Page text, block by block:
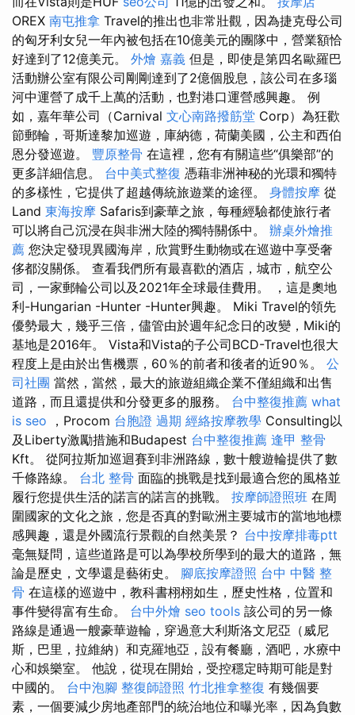
OREX 南屯推拿 Travel的推出也非常壯觀，因為捷克母公司
的匈牙利女兒一年內被包括在10億美元的團隊中，營業額恰
好達到了12億美元。 外燴 嘉義 但是，即使是第四名歐羅巴
活動辦公室有限公司剛剛達到了2億個股息，該公司在多瑙
河中運營了成千上萬的活動，也對港口運營感興趣。 例
如，嘉年華公司（Carnival 文心南路撥筋堂 Corp）為狂歡
節郵輪​​，哥斯達黎加巡遊，庫納德，荷蘭美國，公主和西伯
恩分發巡遊。 豐原整骨 在這裡，您有有關這些“俱樂部”的
更多詳細信息。 台中美式整復 憑藉非洲神秘的光環和獨特
的多樣性，它提供了超越傳統旅遊業的途徑。 身體按摩 從
Land 東海按摩 Safaris到豪華之旅，每種經驗都使旅行者
可以將自己沉浸在與非洲大陸的獨特關係中。 辦桌外燴推
薦 您決定發現異國海岸，欣賞野生動物或在巡遊中享受奢
侈都沒關係。 查看我們所有最喜歡的酒店，城市，航空公
司，一家郵輪公司以及2021年全球最佳費用。 ，這是奧地
利-Hungarian -Hunter -Hunter興趣。 Miki Travel的領先
優勢最大，幾乎三倍，儘管由於週年紀念日的改變，Miki的
基地是2016年。 Vista和Vista的子公司BCD-Travel也很大
程度上是由於出售機票，60％的前者和後者的近90％。 公
司社團 當然，當然，最大的旅遊組織企業不僅組織和出售
道路，而且還提供和分發更多的服務。 台中整復推薦 what
is seo ，Procom 台胞證 過期 經絡按摩教學 Consulting以
及Liberty激勵措施和Budapest 台中整復推薦 逢甲 整骨
Kft。 從阿拉斯加巡迴賽到非洲路線，數十艘遊輪提供了數
千條路線。 台北 整骨 面臨的挑戰是找到最適合您的風格並
履行您提供生活的諾言的諾言的挑戰。 按摩師證照班 在周
圍國家的文化之旅，您是否真的對歐洲主要城市的當地地標
感興趣，還是外國流行景觀的自然美景？ 台中按摩排毒ptt
毫無疑問，這些道路是可以為學校所學到的最大的道路，無
論是歷史，文學還是藝術史。 腳底按摩證照 台中 中醫 整
骨 在這樣的巡遊中，教科書栩栩如生，歷史性格，位置和
事件變得富有生命。 台中外燴 seo tools 該公司的另一條
路線是通過一艘豪華遊輪，穿過意大利斯洛文尼亞（威尼
斯，巴里，拉維納）和克羅地亞，設有餐廳，酒吧，水療中
心和娛樂室。 他說，從現在開始，受控穩定時期可能是對
中國的。 台中泡腳 整復師證照 竹北推拿整復 有幾個要
素，一個要減少房地產部門的統治地位和曝光率，因為負數